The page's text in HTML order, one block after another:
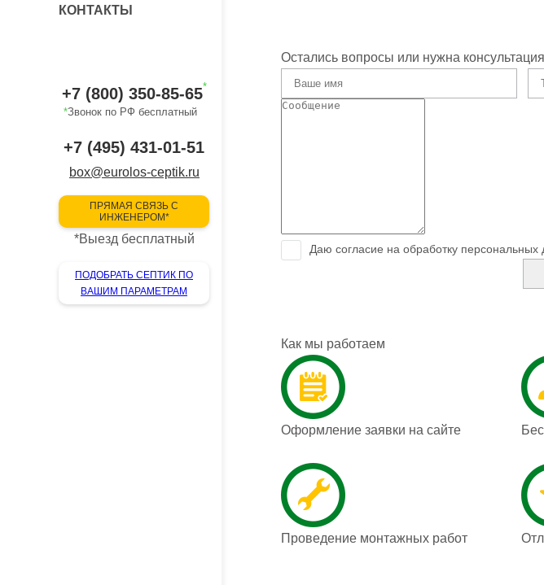
КОНТАКТЫ
+7 (800) 350-85-65*
*Звонок по РФ бесплатный
+7 (495) 431-01-51
box@eurolos-ceptik.ru
ПРЯМАЯ СВЯЗЬ С
ИНЖЕНЕРОМ*
*Выезд бесплатный
ПОДОБРАТЬ СЕПТИК ПО
ВАШИМ ПАРАМЕТРАМ
Остались вопросы или нужна
Даю согласие на обработку персональных
Как мы работаем
Оформление заявки на сайте
Проведение монтажных работ